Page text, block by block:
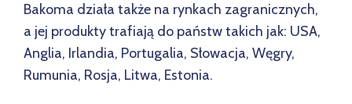
Bakoma działa także na rynkach zagranicznych,
a jej produkty trafiają do państw takich jak: USA,
Anglia, Irlandia, Portugalia, Słowacja, Węgry,
Rumunia, Rosja, Litwa, Estonia.